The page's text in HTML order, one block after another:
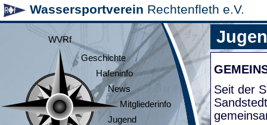
Wassersportverein Rechtenfleth e.V.
WVRf
Geschichte
Hafeninfo
News
Mitgliederinfo
Jugend
Seit der